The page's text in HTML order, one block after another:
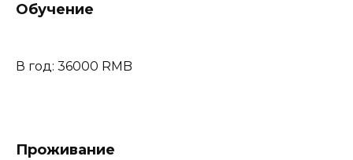
Обучение
В год: 36000 RMB
Проживание